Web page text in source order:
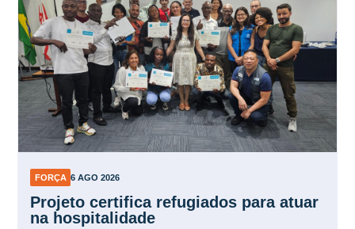
FORÇA 6 AGO 2026
Projeto certifica refugiados para atuar
na hospitalidade